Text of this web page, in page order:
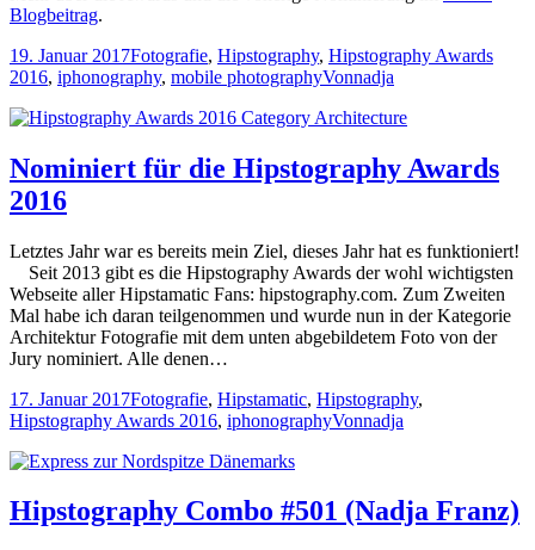
Blogbeitrag.
19. Januar 2017Fotografie, Hipstography, Hipstography Awards
2016, iphonography, mobile photographyVonnadja
Nominiert für die Hipstography Awards
2016
Letztes Jahr war es bereits mein Ziel, dieses Jahr hat es funktioniert!
Seit 2013 gibt es die Hipstography Awards der wohl wichtigsten
Webseite aller Hipstamatic Fans: hipstography.com. Zum Zweiten
Mal habe ich daran teilgenommen und wurde nun in der Kategorie
Architektur Fotografie mit dem unten abgebildetem Foto von der
Jury nominiert. Alle denen…
17. Januar 2017Fotografie, Hipstamatic, Hipstography,
Hipstography Awards 2016, iphonographyVonnadja
Hipstography Combo #501 (Nadja Franz)